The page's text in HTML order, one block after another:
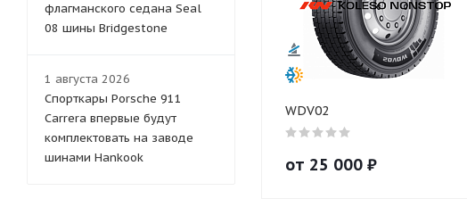
WDV02
от 25 000 ₽
флагманского седана Seal
08 шины Bridgestone
1 августа 2026
Спорткары Porsche 911
Carrera впервые будут
комплектовать на заводе
шинами Hankook